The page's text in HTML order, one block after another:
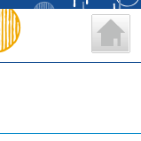
藍住町